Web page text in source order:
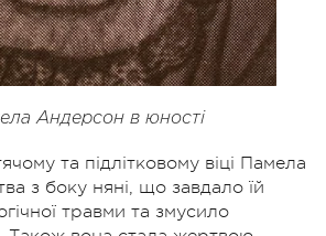
Андерсон в юності
та підлітковому віці Памела
з боку няні, що завдало їй
травми та змусило